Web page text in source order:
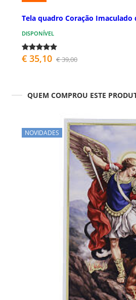
Tela quadro Coração Imaculado
DISPONÍVEL
€ 35,10 € 39,00
QUEM COMPROU ESTE
NOVIDADES